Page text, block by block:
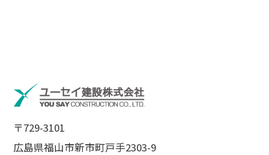
〒729-3101
広島県福山市新市町戸手2303-9